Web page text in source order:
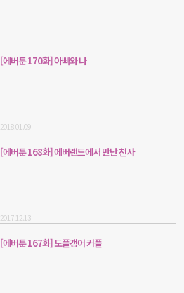
[에버툰 170화] 아빠와 나
2018.01.09
[에버툰 168화] 에버랜드에서 만난 천사
2017.12.13
[에버툰 167화] 도플갱어 커플